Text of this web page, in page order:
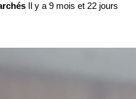
Il y a 9 mois et 22 jours